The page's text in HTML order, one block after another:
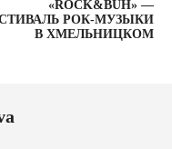
«ROCK&BUH» —
РОК-МУЗЫКИ
В ХМЕЛЬНИЦКОМ